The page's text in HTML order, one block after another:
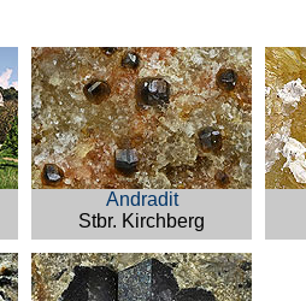
Andradit
Stbr. Kirchberg